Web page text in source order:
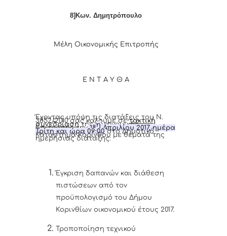
8]Κων. Δημητρόπουλο
Μέλη Οικονομικής Επιτροπής
Ε Ν Τ Α Υ Θ Α
Έχοντας υπόψη τις διατάξεις του Ν.
3852/2010 σας καλούμε σετακτική
συνεδρίασητης Οικονομικής
Επιτροπής την 18ηΑπριλίου 2017, ημέρα
Τρίτη και ώρα 09:00 στο Δημοτικό
Κατάστημα Κορίνθου με θέματα της
ημερήσιας διάταξης:
Έγκριση δαπανών και διάθεση
πιστώσεων από τον
προϋπολογισμό του Δήμου
Κορινθίων οικονομικού έτους 2017.
Τροποποίηση τεχνικού